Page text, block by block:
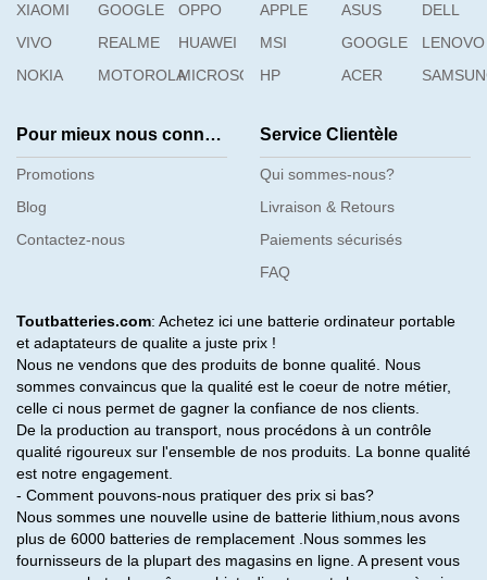
XIAOMI GOOGLE
OPPO
VIVO
REALME
HUAWEI
NOKIA
MOTOROLAMICROSOFT
APPLE ASUS
DELL
MSI
GOOGLE
LENOVO
HP
ACER
Pour mieux nous connaître
Promotions
Blog
Contactez-nous
Service Clientèle
Qui sommes-nous?
Livraison & Retours
Paiements sécurisés
FAQ
Toutbatteries.com: Achetez ici une batterie ordinateur portable
et adaptateurs de qualite a juste prix !
Nous ne vendons que des produits de bonne qualité. Nous
sommes convaincus que la qualité est le coeur de notre métier,
celle ci nous permet de gagner la confiance de nos clients.
De la production au transport, nous procédons à un contrôle
qualité rigoureux sur l'ensemble de nos produits. La bonne qualité
est notre engagement.
- Comment pouvons-nous pratiquer des prix si bas?
Nous sommes une nouvelle usine de batterie lithium,nous avons
plus de 6000 batteries de remplacement .Nous sommes les
fournisseurs de la plupart des magasins en ligne. A present vous